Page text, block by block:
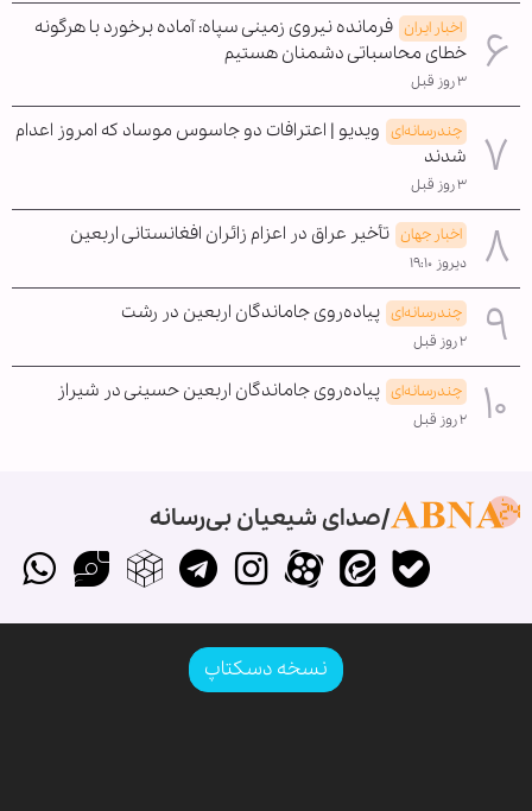
اخبار ایران فرمانده نیروی زمینی سپاه: آماده برخورد با هرگونه
خطای محاسباتی دشمنان هستیم
۳ روز قبل
چندرسانه‌ای ویدیو | اعترافات دو جاسوس موساد که امروز اعدام
شدند
۳ روز قبل
اخبار جهان تأخیر عراق در اعزام زائران افغانستانی اربعین
دیروز ۱۹:۱۰
چندرسانه‌ای پیاده‌روی جاماندگان اربعین در رشت
۲ روز قبل
چندرسانه‌ای پیاده‌روی جاماندگان اربعین حسینی در شیراز
۲ روز قبل
صدای شیعیان بی‌رسانه
نسخه دسکتاپ